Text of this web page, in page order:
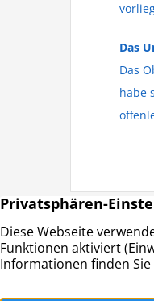
Das
Das
habe
HAUS &